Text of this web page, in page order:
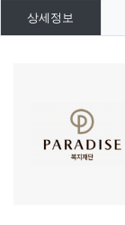
상세정보